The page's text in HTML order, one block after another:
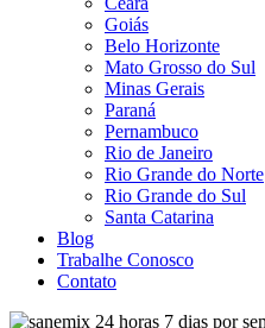
Goiás
Belo Horizonte
Mato Grosso do Sul
Minas Gerais
Paraná
Pernambuco
Rio de Janeiro
Rio Grande do Norte
Rio Grande do Sul
Santa Catarina
Blog
Trabalhe Conosco
Contato